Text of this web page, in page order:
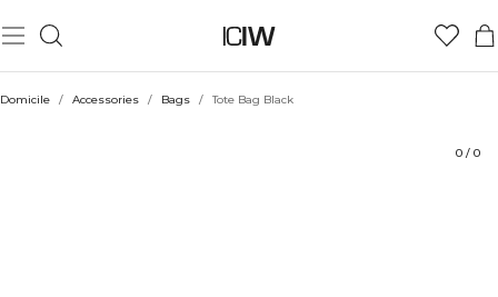
Domicile / Accessories / Bags / Tote Bag Black
0 / 0